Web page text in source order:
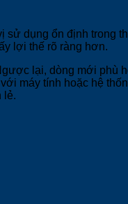
dụng ổn định trong
lợi thế rõ ràng hơn.
lại, dòng mới phù
máy tính hoặc hệ
lẻ.